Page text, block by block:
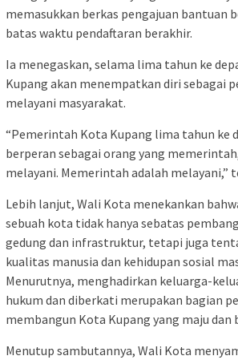
memasukkan berkas pengajuan bantuan
batas waktu pendaftaran berakhir.
Ia menegaskan, selama lima tahun ke
Kupang akan menempatkan diri sebagai
melayani masyarakat.
“Pemerintah Kota Kupang lima tahun ke
berperan sebagai orang yang
melayani. Memerintah adalah melayani,”
Lebih lanjut, Wali Kota menekankan
sebuah kota tidak hanya sebatas
gedung dan infrastruktur, tetapi juga
kualitas manusia dan kehidupan sosial
Menurutnya, menghadirkan keluarga-
hukum dan diberkati merupakan bagian
membangun Kota Kupang yang maju
Menutup sambutannya, Wali Kota